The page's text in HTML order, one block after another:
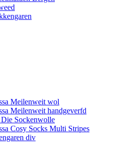
Meilenweit wol
Meilenweit handgeverfd
Sockenwolle
Cosy Socks Multi Stripes
div